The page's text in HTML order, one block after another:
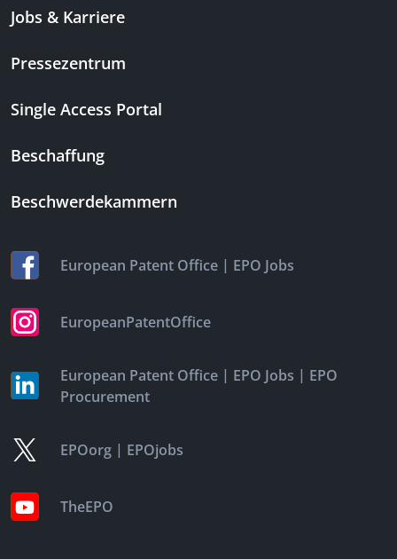
Jobs & Karriere
Pressezentrum
Single Access Portal
Beschaffung
Beschwerdekammern
European Patent Office | EPO Jobs
EuropeanPatentOffice
European Patent Office | EPO Jobs | EPO
Procurement
EPOorg | EPOjobs
TheEPO